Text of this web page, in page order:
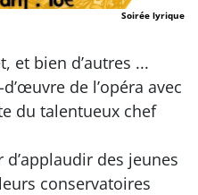
Soirée lyrique
et bien d’autres ...
de l’opéra avec
du talentueux chef
des jeunes
conservatoires